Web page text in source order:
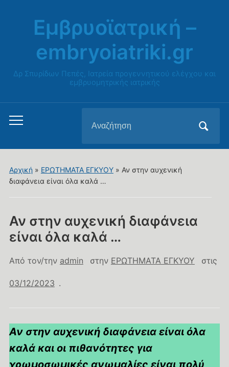
Εμβρυοϊατρική –
embryoiatriki.gr
Δρ Σπυρίδων Πεπές, Ιατρεία προγεννητικού ελέγχου και
εμβρυομητρικής ιατρικής
Εναλλαγή
μενού
για
κινητά
για:
Αρχική » ΕΡΩΤΗΜΑΤΑ ΕΓΚΥΟΥ» Αν στην αυχενική
διαφάνεια είναι όλα καλά …
Αν στην αυχενική διαφάνεια
είναι όλα καλά …
Από τον/την admin στην ΕΡΩΤΗΜΑΤΑ ΕΓΚΥΟΥ στις
03/12/2023 .
Αν στην αυχενική διαφάνεια είναι όλα
καλά και οι πιθανότητες για
χρωμοσωμικές ανωμαλίες είναι πολύ